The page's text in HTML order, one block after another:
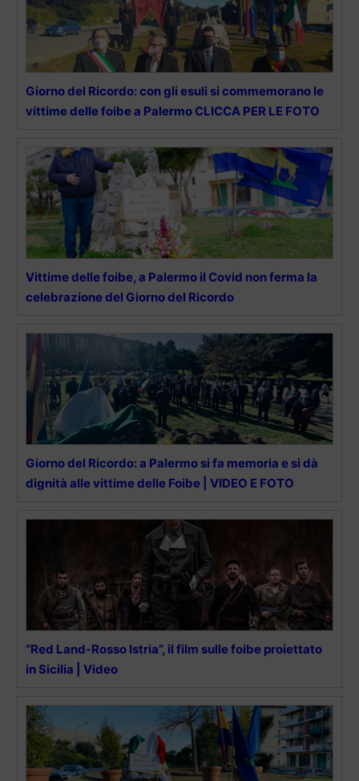
Giorno del Ricordo: con gli esuli si commemorano le
vittime delle foibe a Palermo CLICCA PER LE FOTO
Vittime delle foibe, a Palermo il Covid non ferma la
celebrazione del Giorno del Ricordo
Giorno del Ricordo: a Palermo si fa memoria e si dà
dignità alle vittime delle Foibe | VIDEO E FOTO
“Red Land-Rosso Istria”, il film sulle foibe proiettato
in Sicilia | Video